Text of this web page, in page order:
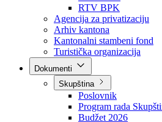
Direkcija za šumarstvo
Javna preduzeća
BPK šume
RTV BPK
Agencija za privatizaciju
Arhiv kantona
Kantonalni stambeni fond
Turistička organizacija
Skupština